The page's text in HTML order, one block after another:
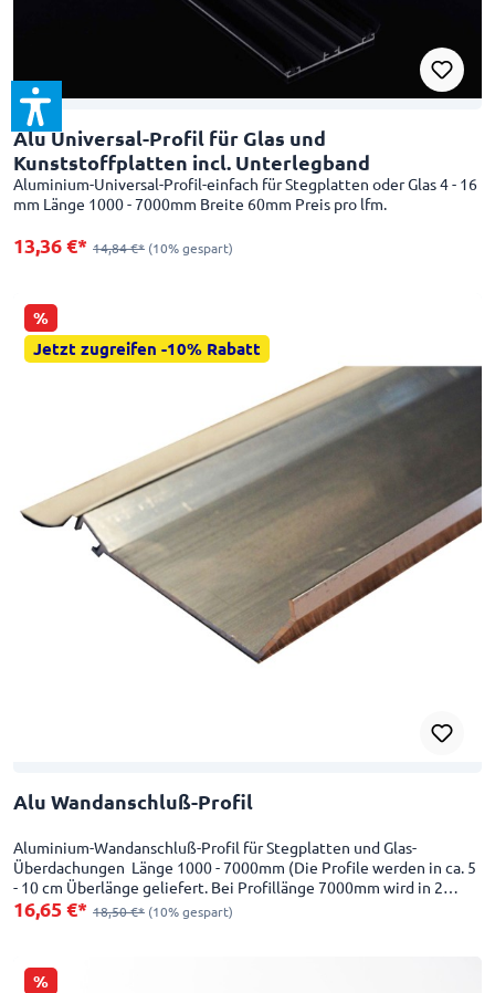
Alu Universal-Profil für Glas und
Kunststoffplatten incl. Unterlegband
Aluminium-Universal-Profil-einfach für Stegplatten oder Glas 4 - 16
mm Länge 1000 - 7000mm Breite 60mm Preis pro lfm.
13,36 €* 14,84 €* (10% gespart)
%
Jetzt zugreifen -10% Rabatt
Alu Wandanschluß-Profil
Aluminium-Wandanschluß-Profil für Stegplatten und Glas-
Überdachungen Länge 1000 - 7000mm (Die Profile werden in ca. 5
- 10 cm Überlänge geliefert. Bei Profillänge 7000mm wird in 2
Teilen geliefert.
16,65 €* 18,50 €* (10% gespart)
%